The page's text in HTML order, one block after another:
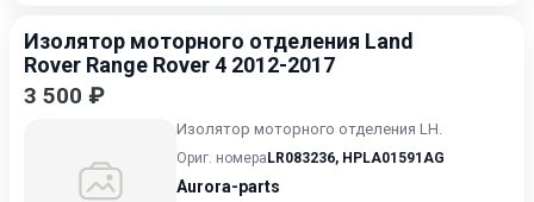
Изолятор моторного отделения Land
Rover Range Rover 4 2012-2017
3 500 ₽
Изолятор моторного отделения LH.
Ориг. номера LR083236, HPLA01591AG
Aurora-parts